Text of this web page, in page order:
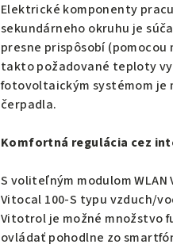
Elektrické komponenty
sekundárneho okruhu je
presne prispôsobí
takto požadované teploty
fotovoltaickým systémom je
čerpadla.
Komfortná regulácia cez
S voliteľným modulom
Vitocal 100-S typu vzduch/
Vitotrol je možné množstvo
ovládať pohodlne zo